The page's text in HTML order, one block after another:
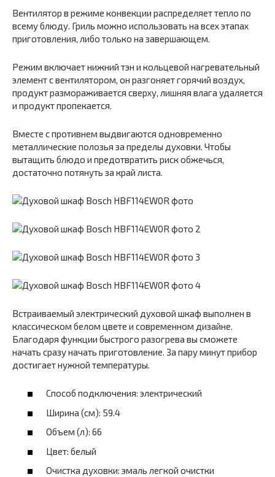
Вентилятор в режиме конвекции распределяет тепло по
всему блюду. Гриль можно использовать на всех этапах
приготовления, либо только на завершающем.
Режим включает нижний тэн и кольцевой нагревательный
элемент с вентилятором, он разгоняет горячий воздух,
продукт размораживается сверху, лишняя влага удаляется
и продукт пропекается.
Вместе с противнем выдвигаются одновременно
металлические полозья за пределы духовки. Чтобы
вытащить блюдо и предотвратить риск обжечься,
достаточно потянуть за край листа.
Встраиваемый электрический духовой шкаф выполнен в
классическом белом цвете и современном дизайне.
Благодаря функции быстрого разогрева вы сможете
начать сразу начать приготовление. За пару минут прибор
достигает нужной температуры.
Способ подключения: электрический
Ширина (см): 59.4
Объем (л): 66
Цвет: белый
Очистка духовки: эмаль легкой очистки